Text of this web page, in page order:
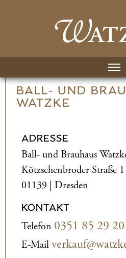
BALL- UND­
WATZKE
ADRESSE
Ball- und­ Brauhaus
Kötzschenbroder Straße 1
01139 | Dresden
KONTAKT
Telefon 0351 85 29 20
E-Mail